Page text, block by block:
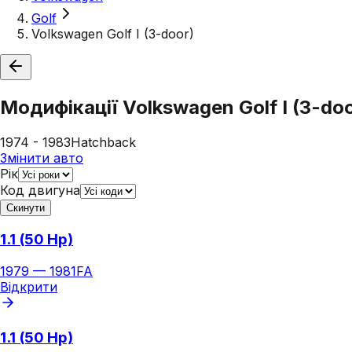
Golf
Volkswagen Golf I (3-door)
МодифікаціїVolkswagen Golf I (3-
1974 - 1983Hatchback
Змінити авто
Рік
Код двигуна
Скинути
1.1 (50 Hp)
1979 — 1981FA
Відкрити
1.1 (50 Hp)